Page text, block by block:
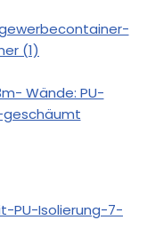
Wände: PU-
geschäumt